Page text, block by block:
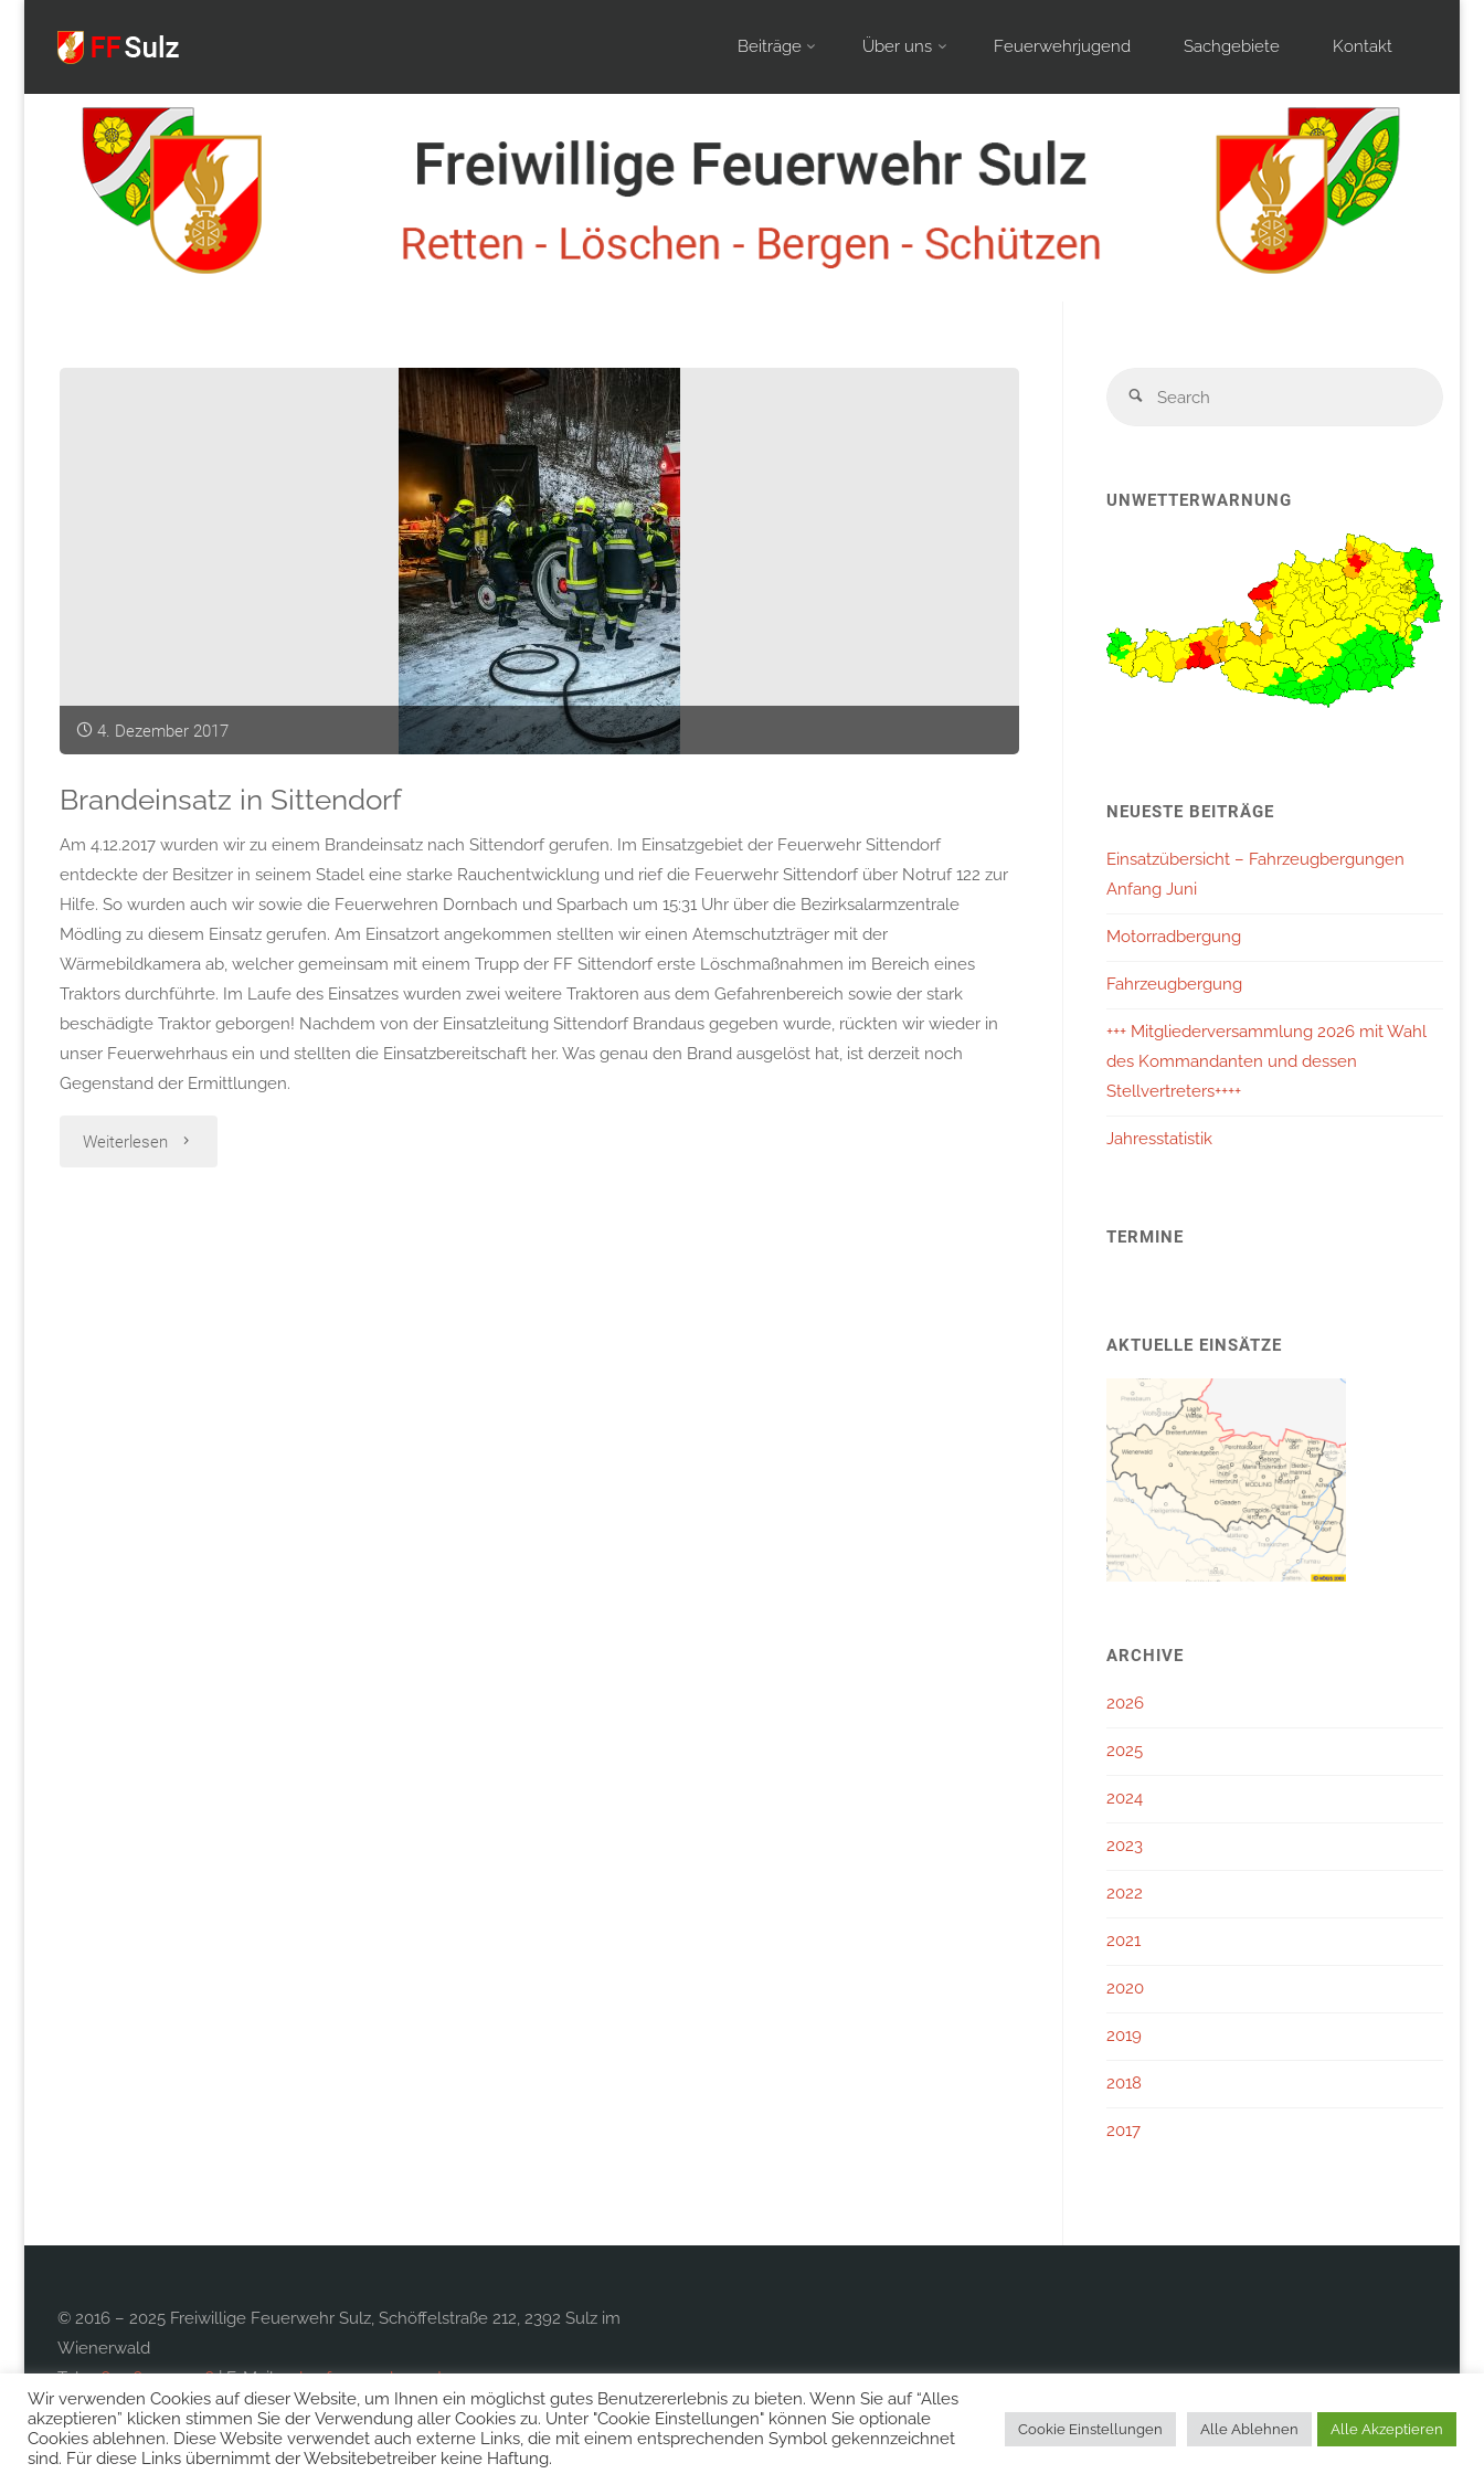
Beiträge Über uns Feuerwehrjugend Sachgebiete Kontakt
4. Dezember 2017
Brandeinsatz in Sittendorf
Am 4.12.2017 wurden wir zu einem Brandeinsatz nach Sittendorf gerufen. Im Einsatzgebiet der Feuerwehr Sittendorf
entdeckte der Besitzer in seinem Stadel eine starke Rauchentwicklung und rief die Feuerwehr Sittendorf über Notruf 122 zur
Hilfe. So wurden auch wir sowie die Feuerwehren Dornbach und Sparbach um 15:31 Uhr über die Bezirksalarmzentrale
Mödling zu diesem Einsatz gerufen. Am Einsatzort angekommen stellten wir einen Atemschutzträger mit der
Wärmebildkamera ab, welcher gemeinsam mit einem Trupp der FF Sittendorf erste Löschmaßnahmen im Bereich eines
Traktors durchführte. Im Laufe des Einsatzes wurden zwei weitere Traktoren aus dem Gefahrenbereich sowie der stark
beschädigte Traktor geborgen! Nachdem von der Einsatzleitung Sittendorf Brandaus gegeben wurde, rückten wir wieder in
unser Feuerwehrhaus ein und stellten die Einsatzbereitschaft her. Was genau den Brand ausgelöst hat, ist derzeit noch
Gegenstand der Ermittlungen.
Weiterlesen "Brandeinsatz
Search
UNWETTERWARNUNG
NEUESTE BEITRÄGE
Einsatzübersicht – Fahrzeugbergungen
Anfang Juni
Motorradbergung
Fahrzeugbergung
+++ Mitgliederversammlung 2026 mit Wahl
des Kommandanten und dessen
Stellvertreters++++
Jahresstatistik
TERMINE
AKTUELLE EINSÄTZE
ARCHIVE
2026
2025
2024
2023
2022
2021
2020
2019
2018
2017
© 2016 – 2025 Freiwillige Feuerwehr Sulz, Schöffelstraße 212, 2392 Sulz im
Wienerwald
Tel.:0677 613 997 26| E-Mail:sulz@feuerwehr.gv.at
Wir verwenden Cookies auf dieser Website, um Ihnen ein möglichst gutes Benutzererlebnis zu bieten. Wenn Sie auf “Alles
akzeptieren” klicken stimmen Sie der Verwendung aller Cookies zu. Unter "Cookie Einstellungen" können Sie optionale
Cookies ablehnen. Diese Website verwendet auch externe Links, die mit einem entsprechenden Symbol gekennzeichnet
sind. Für diese Links übernimmt der Websitebetreiber keine Haftung.
Cookie Einstellungen Alle Ablehnen Alle Akzeptieren